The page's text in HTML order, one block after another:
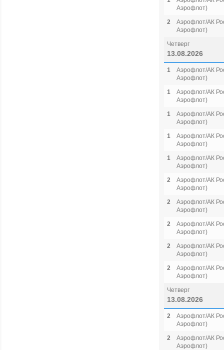
Аэрофлот)
2
Аэрофлот/АК
Аэрофлот)
Четверг
13.08.2026
1
Аэрофлот/АК
Аэрофлот)
1
Аэрофлот/АК
Аэрофлот)
1
Аэрофлот/АК
Аэрофлот)
1
Аэрофлот/АК
Аэрофлот)
1
Аэрофлот/АК
Аэрофлот)
2
Аэрофлот/АК
Аэрофлот)
2
Аэрофлот/АК
Аэрофлот)
2
Аэрофлот/АК
Аэрофлот)
2
Аэрофлот/АК
Аэрофлот)
2
Аэрофлот/АК
Аэрофлот)
Четверг
13.08.2026
2
Аэрофлот/АК
Аэрофлот)
2
Аэрофлот/АК
Аэрофлот)